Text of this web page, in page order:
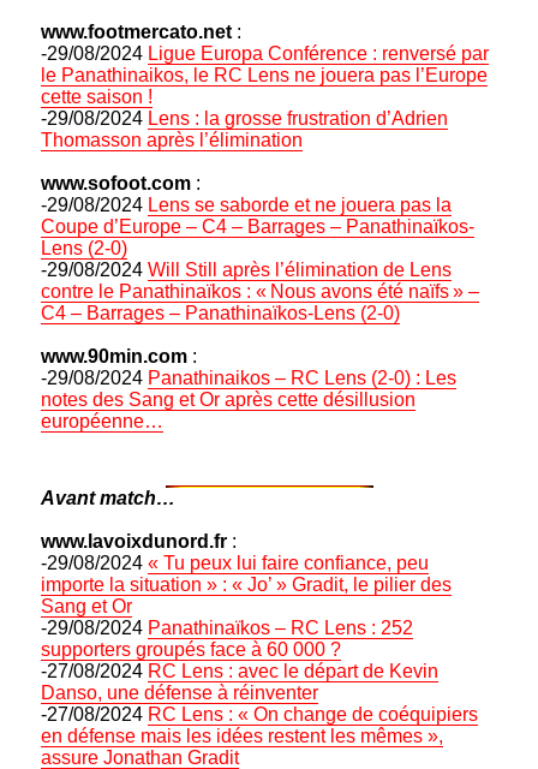
www.footmercato.net :
-29/08/2024 Ligue Europa Conférence : renversé par
le Panathinaikos, le RC Lens ne jouera pas l’Europe
cette saison !
-29/08/2024 Lens : la grosse frustration d’Adrien
Thomasson après l’élimination
www.sofoot.com :
-29/08/2024 Lens se saborde et ne jouera pas la
Coupe d’Europe – C4 – Barrages – Panathinaïkos-
Lens (2-0)
-29/08/2024Will Still après l’élimination de Lens
contre le Panathinaïkos : « Nous avons été naïfs » –
C4 – Barrages – Panathinaïkos-Lens (2-0)
www.90min.com :
-29/08/2024 Panathinaikos – RC Lens (2-0) : Les
notes des Sang et Or après cette désillusion
européenne…
Avant match…
www.lavoixdunord.fr :
-29/08/2024« Tu peux lui faire confiance, peu
importe la situation » : « Jo’ » Gradit, le pilier des
Sang et Or
-29/08/2024 Panathinaïkos – RC Lens : 252
supporters groupés face à 60 000 ?
-27/08/2024 RC Lens : avec le départ de Kevin
Danso, une défense à réinventer
-27/08/2024 RC Lens : « On change de coéquipiers
en défense mais les idées restent les mêmes »,
assure Jonathan Gradit